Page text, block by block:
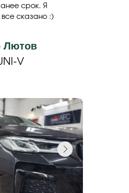
срок. Я
все сказано :)
Лютов
V